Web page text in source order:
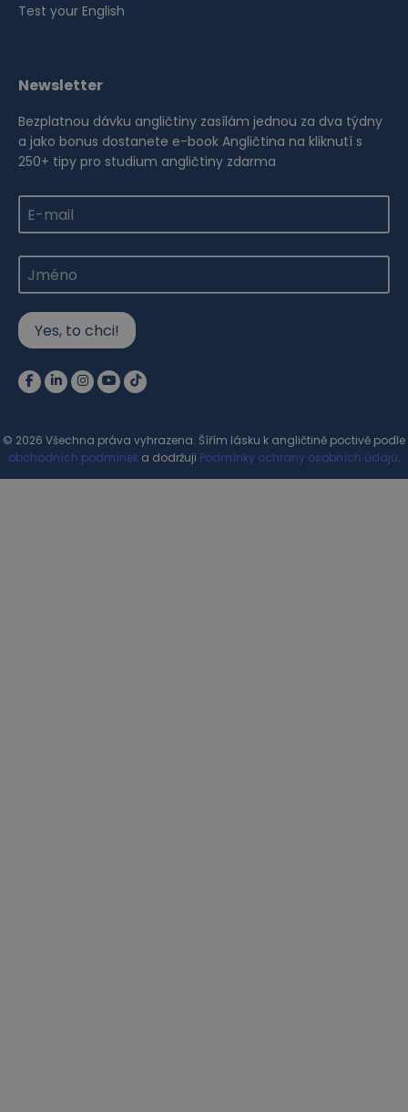
Test your English
Newsletter
Bezplatnou dávku angličtiny zasílám jednou za dva týdny
a jako bonus dostanete e-book Angličtina na kliknutí s
250+ tipy pro studium angličtiny zdarma
Yes, to chci!
© 2026 Všechna práva vyhrazena. Šířím lásku k angličtině poctivě podle
obchodních podmíneka dodržuji Podmínky ochrany osobních údajů.